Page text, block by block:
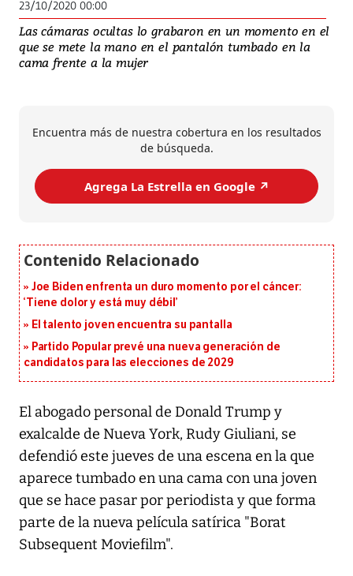
23/10/2020 00:00
Las cámaras ocultas lo grabaron en un momento en el
que se mete la mano en el pantalón tumbado en la
cama frente a la mujer
Encuentra más de nuestra cobertura en los resultados
de búsqueda.
Agrega La Estrella en Google ↗️
Joe Biden enfrenta un duro momento por el cáncer:
‘Tiene dolor y está muy débil’
El talento joven encuentra su pantalla​
Partido Popular prevé una nueva generación de
candidatos para las elecciones de 2029
El abogado personal de Donald Trump y
exalcalde de Nueva York, Rudy Giuliani, se
defendió este jueves de una escena en la que
aparece tumbado en una cama con una joven
que se hace pasar por periodista y que forma
parte de la nueva película satírica "Borat
Subsequent Moviefilm".